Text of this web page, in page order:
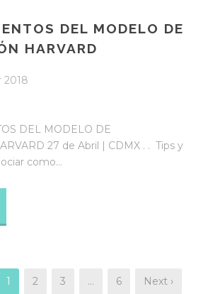
DEL MODELO DE
HARVARD
2018
DEL MODELO DE
27 de Abril | CDMX . . Tips y
como...
1 2 3 … 6 Next ›